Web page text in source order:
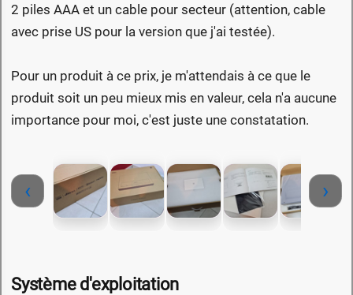
2 piles AAA et un cable pour secteur (attention, cable
avec prise US pour la version que j'ai testée).
Pour un produit à ce prix, je m'attendais à ce que le
produit soit un peu mieux mis en valeur, cela n'a aucune
importance pour moi, c'est juste une constatation.
‹ ›
Système d'exploitation